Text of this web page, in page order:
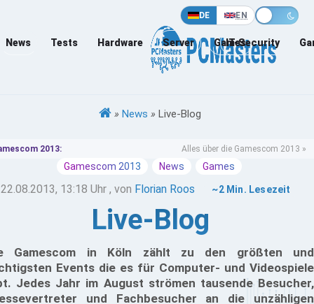
DE EN
News Tests Hardware Server Games
IT-Security
» News » Live-Blog
2013: Alles über die Gamescom 2013 »
Gamescom 2013 News Games
22.08.2013, 13:18 Uhr , von Florian Roos ~2 Min. Lesezeit
Live-Blog
Gamescom in Köln zählt zu den größten und
Events die es für Computer- und Videospiele
Jedes Jahr im August strömen tausende Besucher,
und Fachbesucher an die unzähligen